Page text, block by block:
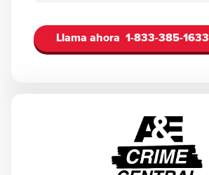
Llama ahora 1-833-385-1633